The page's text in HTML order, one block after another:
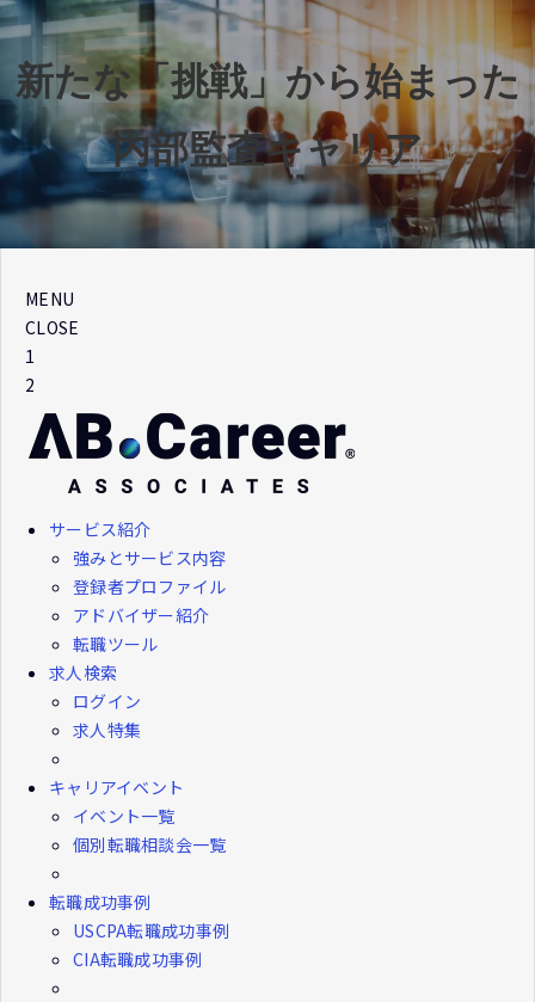
新たな「挑戦」から始まった
内部監査キャリア
MENU
CLOSE
1
2
サービス紹介
強みとサービス内容
登録者プロファイル
アドバイザー紹介
転職ツール
求人検索
ログイン
求人特集
キャリアイベント
イベント一覧
個別転職相談会一覧
転職成功事例
USCPA転職成功事例
CIA転職成功事例